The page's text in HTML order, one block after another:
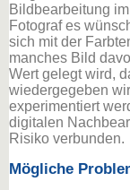
Bildbearbeitung
Fotograf es
sich mit der
manches Bild
Wert gelegt wird,
wiedergegeben
experimentiert
digitalen
Risiko verbunden.
Mögliche